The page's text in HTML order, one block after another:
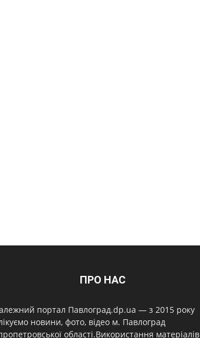
ПРО НАС
портал Павлоград.dp.ua — з 2015 року
новини, фото, відео м. Павлоград
області.Використання матеріалів